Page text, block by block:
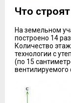
Что строят
На земельном
построено 14
Количество
технологии с
(по 15
вентилируемого